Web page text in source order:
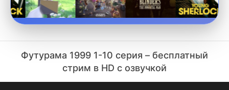
Футурама 1999 1-10 серия – бесплатный
стрим в HD с озвучкой